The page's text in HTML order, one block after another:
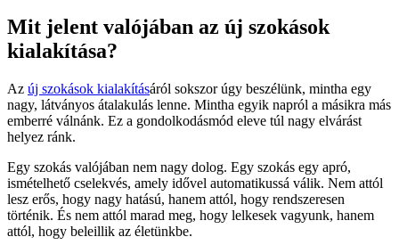
Mit jelent valójában az új szokások
kialakítása?
Az új szokások kialakításáról sokszor úgy beszélünk, mintha egy
nagy, látványos átalakulás lenne. Mintha egyik napról a másikra más
emberré válnánk. Ez a gondolkodásmód eleve túl nagy elvárást
helyez ránk.
Egy szokás valójában nem nagy dolog. Egy szokás egy apró,
ismételhető cselekvés, amely idővel automatikussá válik. Nem attól
lesz erős, hogy nagy hatású, hanem attól, hogy rendszeresen
történik. És nem attól marad meg, hogy lelkesek vagyunk, hanem
attól, hogy beleillik az életünkbe.